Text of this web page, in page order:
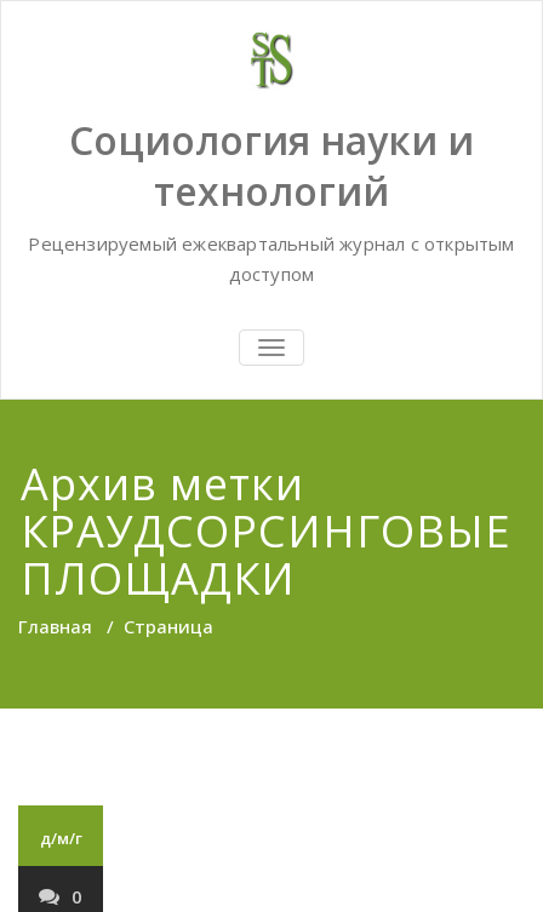
Социология науки и
технологий
Рецензируемый ежеквартальный журнал с открытым
доступом
TOGGLE
NAVIGATION
Архив метки
КРАУДСОРСИНГОВЫЕ
ПЛОЩАДКИ
Главная / Страница
д/м/г
0